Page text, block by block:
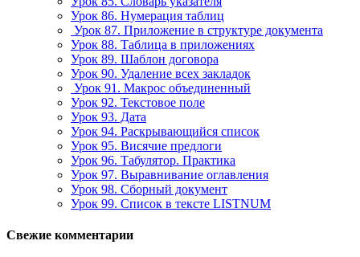
Урок 86. Нумерация таблиц
Урок 87. Приложение в структуре документа
Урок 88. Таблица в приложениях
Урок 89. Шаблон договора
Урок 90. Удаление всех закладок
Урок 91. Макрос объединенный
Урок 92. Текстовое поле
Урок 93. Дата
Урок 94. Раскрывающийся список
Урок 95. Висячие предлоги
Урок 96. Табулятор. Практика
Урок 97. Выравнивание оглавления
Урок 98. Сборный документ
Урок 99. Список в тексте LISTNUM
Свежие комментарии